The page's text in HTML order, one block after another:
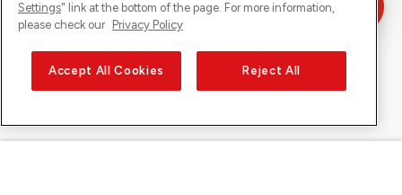
Settings" link at the bottom of the page. For more information,
please check our Privacy Policy
Accept All Cookies Reject All